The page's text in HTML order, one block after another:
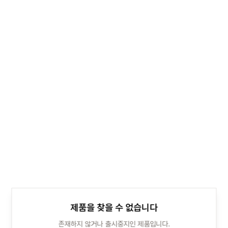
제품을 찾을 수 없습니다
존재하지 않거나 출시중지인 제품입니다.